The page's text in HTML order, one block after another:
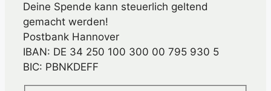
Deine Spende kann steuerlich geltend
gemacht werden!
Postbank Hannover
IBAN: DE 34 250 100 300 00 795 930 5
BIC: PBNKDEFF